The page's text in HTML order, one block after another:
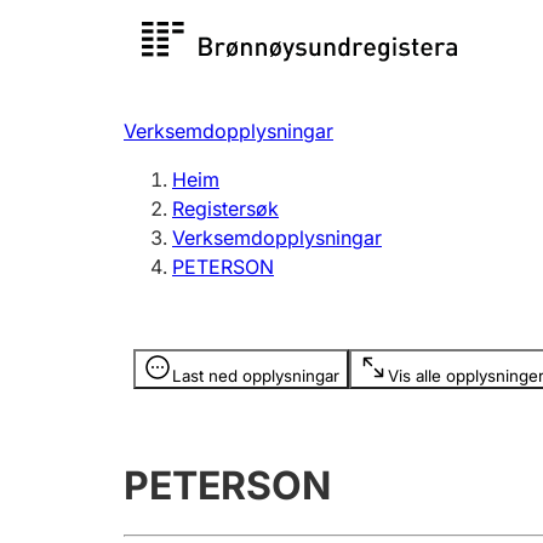
Registersøk
Registrere, endre, slette
Verksemdopplysningar
Heim
Registersøk
Verksemdopplysningar
PETERSON
Last ned opplysningar Vis alle opplysninger
Opplysninger er skjult
PETERSON